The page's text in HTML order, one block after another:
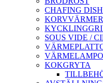
CHAFING DISH
SOUS VIDE /
KOKGRYTA